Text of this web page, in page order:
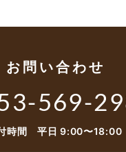
お問い合わせ
569-
時間 平日 9:00〜18:00